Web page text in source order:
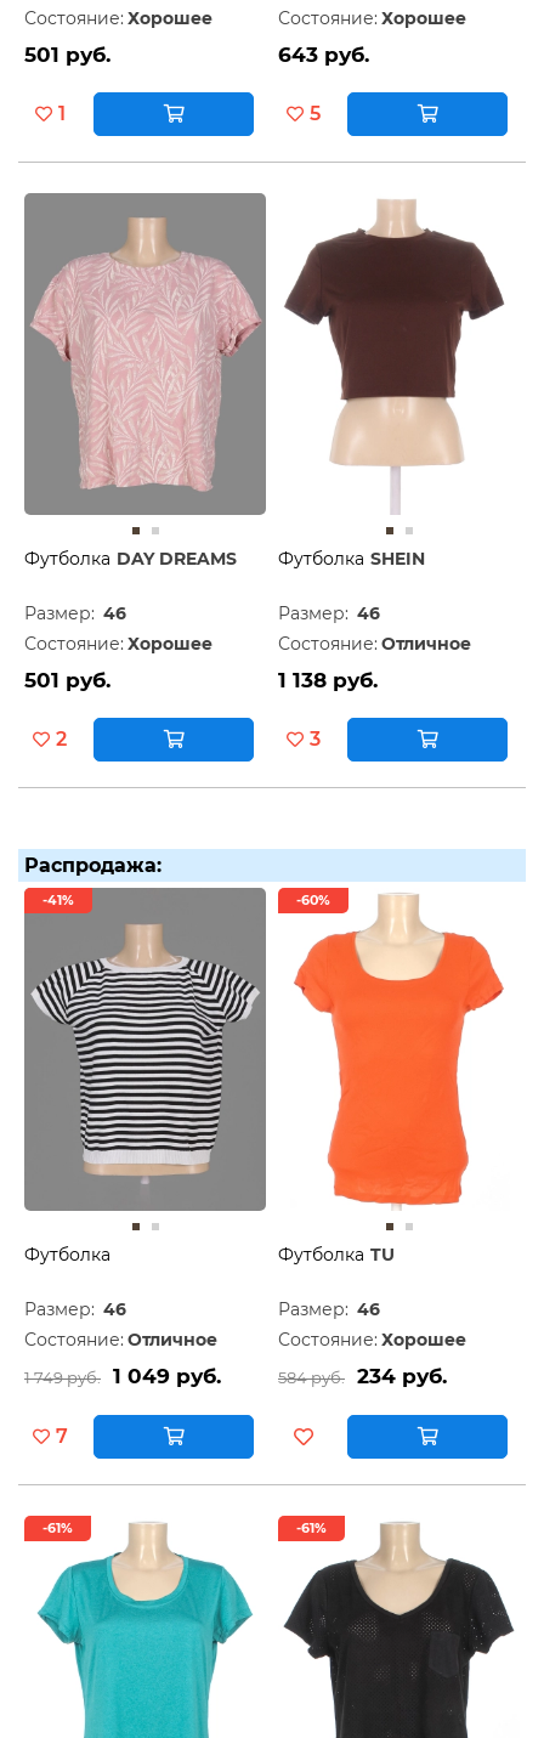
Состояние: Хорошее
501 руб.
1
Состояние: Хорошее
643 руб.
5
Футболка DAY DREAMS
Размер: 46
Состояние: Хорошее
501 руб.
2
Футболка SHEIN
Размер: 46
Состояние: Отличное
1 138 руб.
3
Распродажа:
-41%
Футболка
Размер: 46
Состояние: Отличное
1 749 руб. 1 049 руб.
7
-60%
Футболка TU
Размер: 46
Состояние: Хорошее
584 руб. 234 руб.
-61% -61%